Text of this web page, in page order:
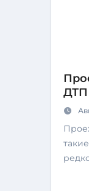
ДТП
Проехал на красный и совершил ДТП—